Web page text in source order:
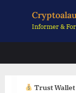
Informer &
Trust Wallet